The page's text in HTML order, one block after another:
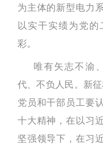
为主体的新型电力
以实干实绩为党
彩。
唯有矢志不渝
代、不负人民。新
党员和干部员工要
十大精神，在以习
坚强领导下，在习